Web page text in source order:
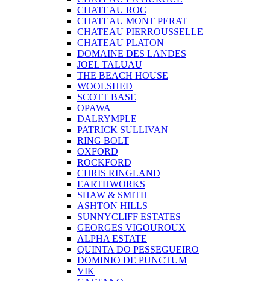
CHATEAU ROC
CHATEAU MONT PERAT
CHATEAU PIERROUSSELLE
CHATEAU PLATON
DOMAINE DES LANDES
JOEL TALUAU
THE BEACH HOUSE
WOOLSHED
SCOTT BASE
OPAWA
DALRYMPLE
PATRICK SULLIVAN
RING BOLT
OXFORD
ROCKFORD
CHRIS RINGLAND
EARTHWORKS
SHAW & SMITH
ASHTON HILLS
SUNNYCLIFF ESTATES
GEORGES VIGOUROUX
ALPHA ESTATE
QUINTA DO PESSEGUEIRO
DOMINIO DE PUNCTUM
VIK